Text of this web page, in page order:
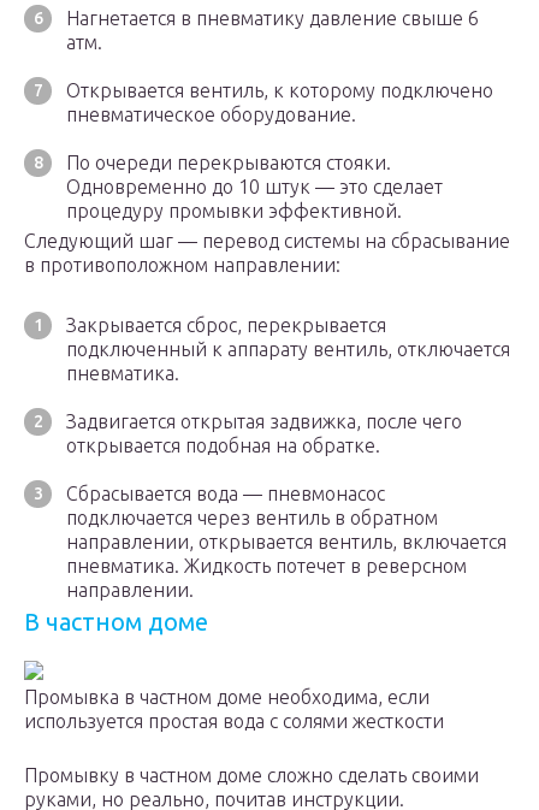
Нагнетается в пневматику давление свыше 6
атм.
Открывается вентиль, к которому подключено
пневматическое оборудование.
По очереди перекрываются стояки.
Одновременно до 10 штук — это сделает
процедуру промывки эффективной.
Следующий шаг — перевод системы на сбрасывание
в противоположном направлении:
Закрывается сброс, перекрывается
подключенный к аппарату вентиль, отключается
пневматика.
Задвигается открытая задвижка, после чего
открывается подобная на обратке.
Сбрасывается вода — пневмонасос
подключается через вентиль в обратном
направлении, открывается вентиль, включается
пневматика. Жидкость потечет в реверсном
направлении.
В частном доме
Промывка в частном доме необходима, если
используется простая вода с солями жесткости
Промывку в частном доме сложно сделать своими
руками, но реально, почитав инструкции.